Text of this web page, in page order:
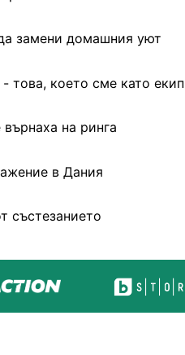
замени домашния уют
това, което сме като екип
на ринга
в Дания
състезанието